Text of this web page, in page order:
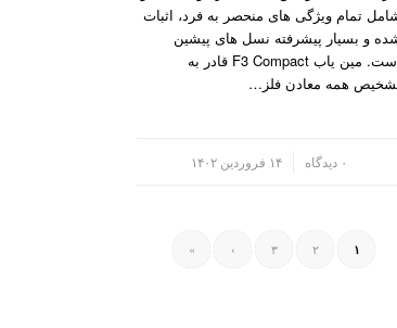
تمام ویژگی های منحصر به فرد، اثبات
و بسیار پیشرفته نسل های پیشین
است. مین یاب F3 Compact قادر به
همه معادن فلز…
۰ دیدگاه ۱۴ فروردین ۱۴۰۲
۱ ۲ ۳ ›
»